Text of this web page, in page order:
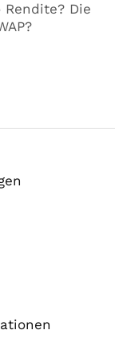
Die